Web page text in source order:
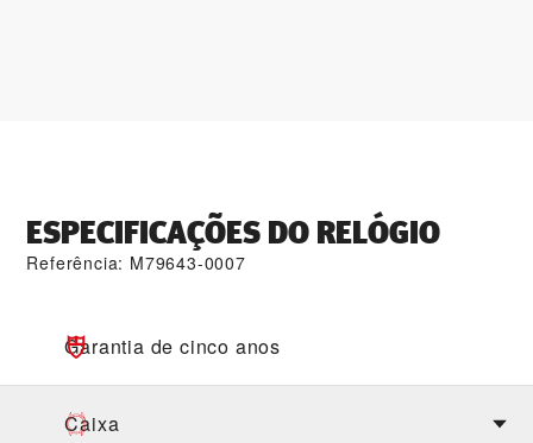
ESPECIFICAÇÕES DO RELÓGIO
Referência: M79643-0007
Garantia de cinco anos
Caixa